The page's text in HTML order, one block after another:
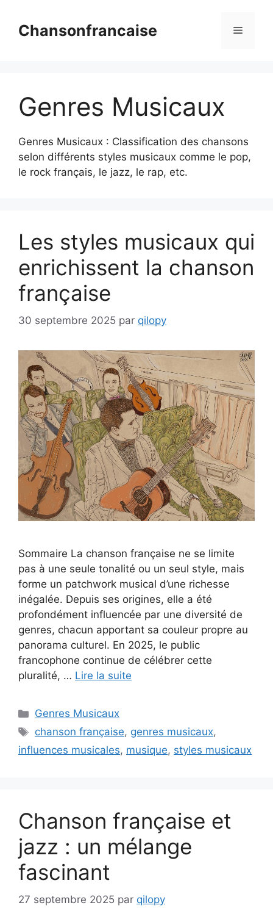
contenuChansonfrancaise Menu
Genres Musicaux
Genres Musicaux : Classification des chansons
selon différents styles musicaux comme le pop,
le rock français, le jazz, le rap, etc.
Les styles musicaux qui
enrichissent la chanson
française
30 septembre 2025 par qilopy
Sommaire La chanson française ne se limite
pas à une seule tonalité ou un seul style, mais
forme un patchwork musical d’une richesse
inégalée. Depuis ses origines, elle a été
profondément influencée par une diversité de
genres, chacun apportant sa couleur propre au
panorama culturel. En 2025, le public
francophone continue de célébrer cette
pluralité, … Lire la suite
Catégories
Genres Musicaux
Étiquettes
chanson française, genres musicaux,
influences musicales, musique, styles musicaux
Chanson française et
jazz : un mélange
fascinant
27 septembre 2025 par qilopy